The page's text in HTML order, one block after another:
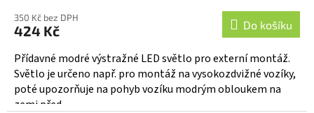
350 Kč bez DPH
424 Kč Do košíku
Přídavné modré výstražné LED světlo pro externí montáž.
Světlo je určeno např. pro montáž na vysokozdvižné vozíky,
poté upozorňuje na pohyb vozíku modrým obloukem na
zemi před...